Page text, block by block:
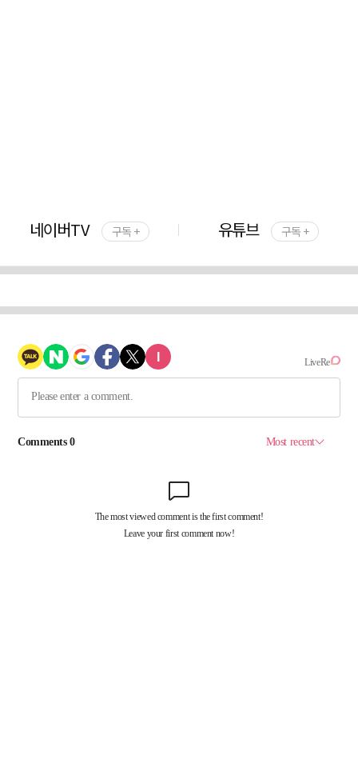
네이버TV 구독 + 유튜브 구독 +